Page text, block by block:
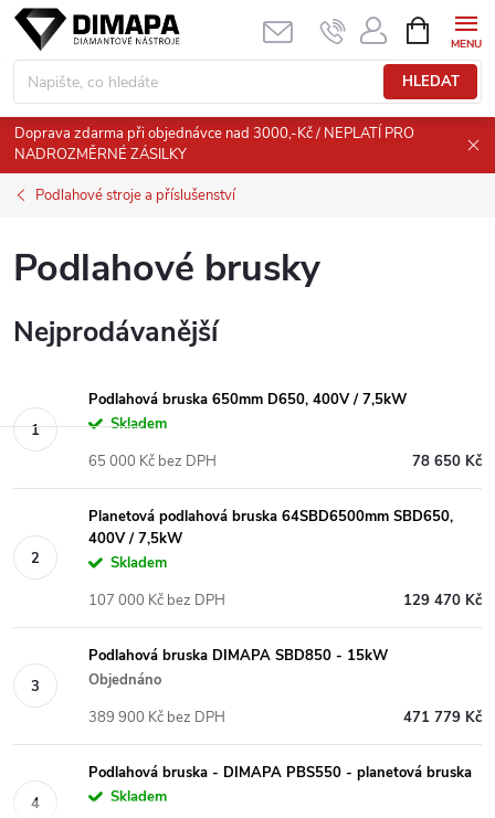
Přejít
obsah
HLEDAT
NÁKUPNÍ
KOŠÍK
Doprava zdarma při objednávce nad 3000,-Kč / NEPLATÍ PRO
NADROZMĚRNÉ ZÁSILKY
Podlahové stroje a příslušenství
Podlahové brusky
Nejprodávanější
Podlahová bruska 650mm D650, 400V / 7,5kW
Skladem
78 650 Kč
65 000 Kč bez DPH
Planetová podlahová bruska 64SBD6500mm SBD650,
400V / 7,5kW
Skladem
129 470 Kč
107 000 Kč bez DPH
Podlahová bruska DIMAPA SBD850 - 15kW
Objednáno
471 779 Kč
389 900 Kč bez DPH
Podlahová bruska - DIMAPA PBS550 - planetová bruska
Skladem